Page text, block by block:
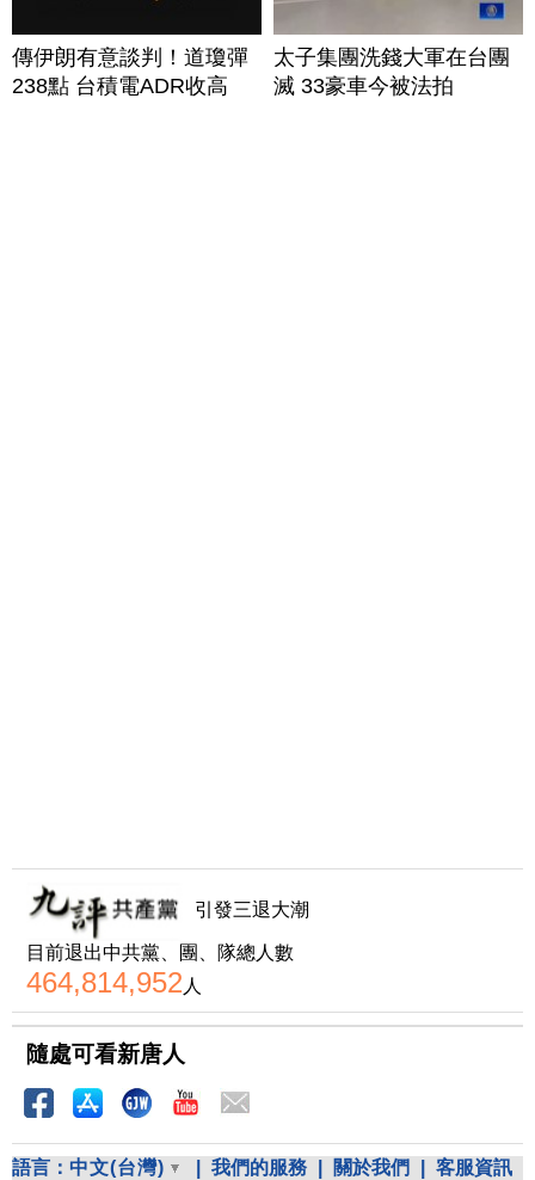
傳伊朗有意談判！道瓊彈
238點 台積電ADR收高
太子集團洗錢大軍在台團
滅 33豪車今被法拍
引發三退大潮
目前退出中共黨、團、隊總人數
464,814,952 人
隨處可看新唐人
語言： 中文(台灣) 我們的服務 關於我們 客服資訊